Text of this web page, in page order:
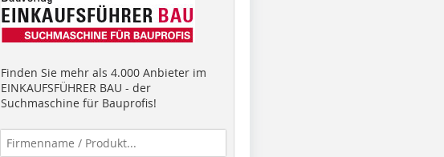
Finden Sie mehr als 4.000 Anbieter im
EINKAUFSFÜHRER BAU - der
Suchmaschine für Bauprofis!